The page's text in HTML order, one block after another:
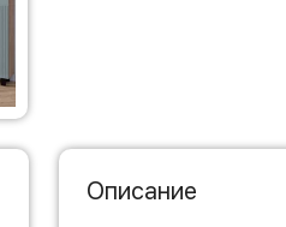
Описание